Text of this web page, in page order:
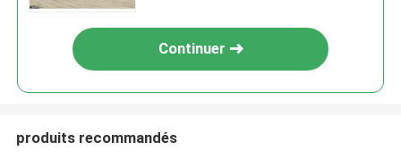
Continuer
produits recommandés